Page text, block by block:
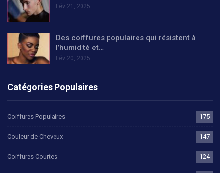
Fév 21, 2025
Des coiffures populaires qui résistent à
l’humidité et…
Fév 20, 2025
Catégories Populaires
Coiffures Populaires 175
Couleur de Cheveux 147
Coiffures Courtes 124